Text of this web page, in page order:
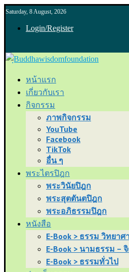
Saturday, 8 August, 2026
Login/Register
หน้าแรก
เกี่ยวกับเรา
กิจกรรม
ภาพกิจกรรม
YouTube
Facebook
TikTok
อื่น ๆ
พระไตรปิฎก
พระวินัยปิฎก
พระสุตตันตปิฎก
พระอภิธรรมปิฎก
หนังสือ
E-Book > ธรรม วิทยา
E-Book > นามธรรม –
E-Book > ธรรมทั่วไป